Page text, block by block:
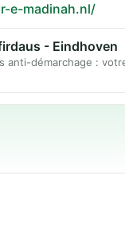
e-madinah.nl/
- Eindhoven
anti-démarchage :